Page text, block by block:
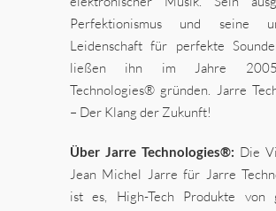
Perfektionismus und seine
Leidenschaft für perfekte
ließen ihn im Jahre
Technologies® gründen. Jarre
– Der Klang der Zukunft!
Über Jarre Technologies®: Die
Jean Michel Jarre für Jarre
ist es, High-Tech Produkte von